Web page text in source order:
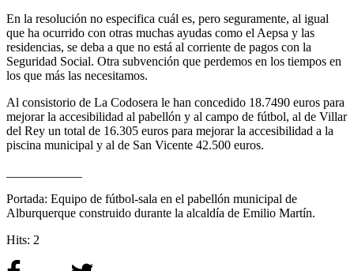
En la resolución no especifica cuál es, pero seguramente, al igual
que ha ocurrido con otras muchas ayudas como el Aepsa y las
residencias, se deba a que no está al corriente de pagos con la
Seguridad Social. Otra subvención que perdemos en los tiempos en
los que más las necesitamos.
Al consistorio de La Codosera le han concedido 18.7490 euros para
mejorar la accesibilidad al pabellón y al campo de fútbol, al de Villar
del Rey un total de 16.305 euros para mejorar la accesibilidad a la
piscina municipal y al de San Vicente 42.500 euros.
Portada: Equipo de fútbol-sala en el pabellón municipal de
Alburquerque construido durante la alcaldía de Emilio Martín.
Hits: 2